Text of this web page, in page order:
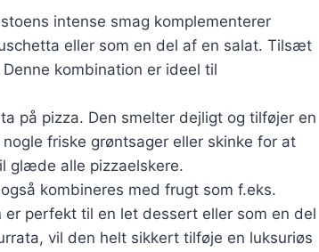
intense smag komplementerer
eller som en del af en salat. Tilsæt
kombination er ideel til
på pizza. Den smelter dejligt og tilføjer en
friske grøntsager eller skinke for at
glæde alle pizzaelskere.
kombineres med frugt som f.eks.
perfekt til en let dessert eller som en del
vil den helt sikkert tilføje en luksuriøs